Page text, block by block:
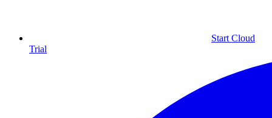
Start Cloud
Trial